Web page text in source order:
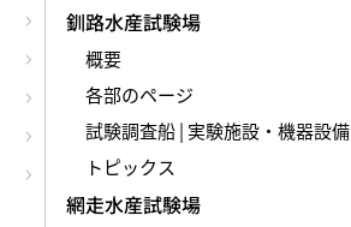
釧路水産試験場
概要
各部のページ
試験調査船 | 実験施設・機器設備
トピックス
網走水産試験場